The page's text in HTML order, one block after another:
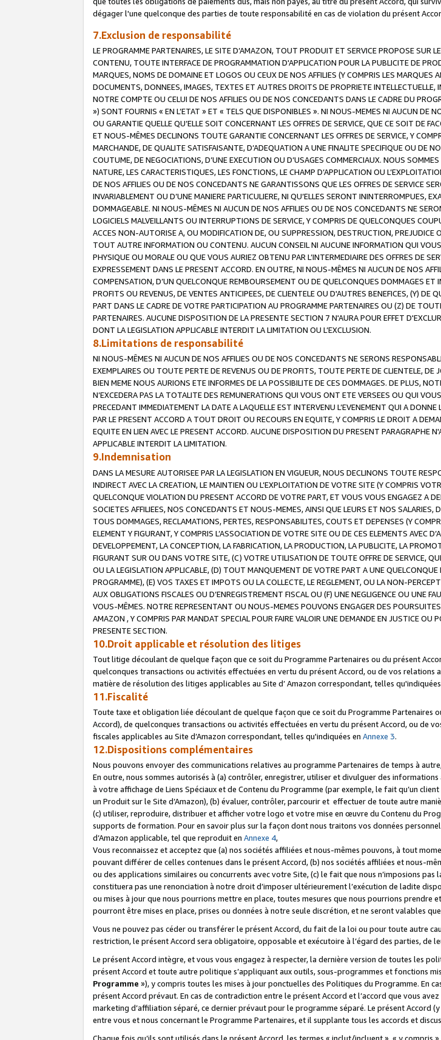
dégager l'une quelconque des parties de toute responsabilité en cas de violation du présent
7.Exclusion de responsabilité
LE PROGRAMME PARTENAIRES, LE SITE D’AMAZON, TOUT PRODUIT ET SERVICE PROPOSE SUR
CONTENU, TOUTE INTERFACE DE PROGRAMMATION D'APPLICATION POUR LA PUBLICITE DE
MARQUES, NOMS DE DOMAINE ET LOGOS OU CEUX DE NOS AFFILIES (Y COMPRIS LES
DOCUMENTS, DONNEES, IMAGES, TEXTES ET AUTRES DROITS DE PROPRIETE
NOTRE COMPTE OU CELUI DE NOS AFFILIES OU DE NOS CONCEDANTS DANS LE CADRE DU
») SONT FOURNIS « EN L’ETAT » ET « TELS QUE DISPONIBLES ». NI NOUS-MEMES NI AUCUN DE
OU GARANTIE QUELLE QU’ELLE SOIT CONCERNANT LES OFFRES DE SERVICE, QUE CE SOIT DE
ET NOUS-MÊMES DECLINONS TOUTE GARANTIE CONCERNANT LES OFFRES DE SERVICE, Y
MARCHANDE, DE QUALITE SATISFAISANTE, D’ADEQUATION A UNE FINALITE SPECIFIQUE OU DE
COUTUME, DE NEGOCIATIONS, D’UNE EXECUTION OU D’USAGES COMMERCIAUX. NOUS
NATURE, LES CARACTERISTIQUES, LES FONCTIONS, LE CHAMP D’APPLICATION OU
DE NOS AFFILIES OU DE NOS CONCEDANTS NE GARANTISSONS QUE LES OFFRES DE SERVICE
INVARIABLEMENT OU D’UNE MANIERE PARTICULIERE, NI QU’ELLES SERONT ININTERROMPUES,
DOMMAGEABLE. NI NOUS-MÊMES NI AUCUN DE NOS AFFILIES OU DE NOS CONCEDANTS NE
LOGICIELS MALVEILLANTS OU INTERRUPTIONS DE SERVICE, Y COMPRIS DE QUELCONQUES
ACCES NON-AUTORISE A, OU MODIFICATION DE, OU SUPPRESSION, DESTRUCTION,
TOUT AUTRE INFORMATION OU CONTENU. AUCUN CONSEIL NI AUCUNE INFORMATION QUI
PHYSIQUE OU MORALE OU QUE VOUS AURIEZ OBTENU PAR L’INTERMEDIAIRE DES OFFRES DE
EXPRESSEMENT DANS LE PRESENT ACCORD. EN OUTRE, NI NOUS-MÊMES NI AUCUN DE NOS
COMPENSATION, D’UN QUELCONQUE REMBOURSEMENT OU DE QUELCONQUES DOMMAGES
PROFITS OU REVENUS, DE VENTES ANTICIPEES, DE CLIENTELE OU D'AUTRES BENEFICES, (Y)
PART DANS LE CADRE DE VOTRE PARTICIPATION AU PROGRAMME PARTENAIRES OU (Z) DE
PARTENAIRES. AUCUNE DISPOSITION DE LA PRESENTE SECTION 7 N'AURA POUR EFFET
DONT LA LEGISLATION APPLICABLE INTERDIT LA LIMITATION OU L’EXCLUSION.
8.Limitations de responsabilité
NI NOUS-MÊMES NI AUCUN DE NOS AFFILIES OU DE NOS CONCEDANTS NE SERONS
EXEMPLAIRES OU TOUTE PERTE DE REVENUS OU DE PROFITS, TOUTE PERTE DE CLIENTELE,
BIEN MEME NOUS AURIONS ETE INFORMES DE LA POSSIBILITE DE CES DOMMAGES. DE PLUS,
N’EXCEDERA PAS LA TOTALITE DES REMUNERATIONS QUI VOUS ONT ETE VERSEES OU QUI
PRECEDANT IMMEDIATEMENT LA DATE A LAQUELLE EST INTERVENU L’EVENEMENT QUI A
PAR LE PRESENT ACCORD A TOUT DROIT OU RECOURS EN EQUITE, Y COMPRIS LE DROIT A
EQUITE EN LIEN AVEC LE PRESENT ACCORD. AUCUNE DISPOSITION DU PRESENT PARAGRAPHE
APPLICABLE INTERDIT LA LIMITATION.
9.Indemnisation
DANS LA MESURE AUTORISEE PAR LA LEGISLATION EN VIGUEUR, NOUS DECLINONS TOUTE
INDIRECT AVEC LA CREATION, LE MAINTIEN OU L’EXPLOITATION DE VOTRE SITE (Y COMPRIS
QUELCONQUE VIOLATION DU PRESENT ACCORD DE VOTRE PART, ET VOUS VOUS ENGAGEZ A
SOCIETES AFFILIEES, NOS CONCEDANTS ET NOUS-MEMES, AINSI QUE LEURS ET NOS
TOUS DOMMAGES, RECLAMATIONS, PERTES, RESPONSABILITES, COUTS ET DEPENSES (Y
ELEMENT Y FIGURANT, Y COMPRIS L’ASSOCIATION DE VOTRE SITE OU DE CES ELEMENTS AVEC
DEVELOPPEMENT, LA CONCEPTION, LA FABRICATION, LA PRODUCTION, LA PUBLICITE, LA
FIGURANT SUR OU DANS VOTRE SITE, (C) VOTRE UTILISATION DE TOUTE OFFRE DE SERVICE,
OU LA LEGISLATION APPLICABLE, (D) TOUT MANQUEMENT DE VOTRE PART A UNE
PROGRAMME), (E) VOS TAXES ET IMPOTS OU LA COLLECTE, LE REGLEMENT, OU LA NON-
AUX OBLIGATIONS FISCALES OU D’ENREGISTREMENT FISCAL OU (F) UNE NEGLIGENCE OU UNE
VOUS-MÊMES. NOTRE REPRESENTANT OU NOUS-MEMES POUVONS ENGAGER DES
AMAZON , Y COMPRIS PAR MANDAT SPECIAL POUR FAIRE VALOIR UNE DEMANDE EN JUSTICE
PRESENTE SECTION.
10.Droit applicable et résolution des litiges
Tout litige découlant de quelque façon que ce soit du Programme Partenaires ou du présent
quelconques transactions ou activités effectuées en vertu du présent Accord, ou de vos relations
matière de résolution des litiges applicables au Site d’ Amazon correspondant, telles
11.Fiscalité
Toute taxe et obligation liée découlant de quelque façon que ce soit du Programme
Accord), de quelconques transactions ou activités effectuées en vertu du présent Accord, ou de
fiscales applicables au Site d’Amazon correspondant, telles qu'indiquées en Annexe 3.
12.Dispositions complémentaires
Nous pouvons envoyer des communications relatives au programme Partenaires de temps à
En outre, nous sommes autorisés à (a) contrôler, enregistrer, utiliser et divulguer des
à votre affichage de Liens Spéciaux et de Contenu du Programme (par exemple, le fait qu’un
un Produit sur le Site d’Amazon), (b) évaluer, contrôler, parcourir et effectuer de toute autre
(c) utiliser, reproduire, distribuer et afficher votre logo et votre mise en œuvre du Contenu du
supports de formation. Pour en savoir plus sur la façon dont nous traitons vos données
d’Amazon applicable, tel que reproduit en Annexe 4,
Vous reconnaissez et acceptez que (a) nos sociétés affiliées et nous-mêmes pouvons, à tout
pouvant différer de celles contenues dans le présent Accord, (b) nos sociétés affiliées et nous-
ou des applications similaires ou concurrents avec votre Site, (c) le fait que nous n’imposions
constituera pas une renonciation à notre droit d’imposer ultérieurement l’exécution de ladite
ou mises à jour que nous pourrions mettre en place, toutes mesures que nous pourrions
pourront être mises en place, prises ou données à notre seule discrétion, et ne seront valables
Vous ne pouvez pas céder ou transférer le présent Accord, du fait de la loi ou pour toute autre
restriction, le présent Accord sera obligatoire, opposable et exécutoire à l’égard des parties, de
Le présent Accord intègre, et vous vous engagez à respecter, la dernière version de toutes les
présent Accord et toute autre politique s’appliquant aux outils, sous-programmes et fonctions
Programme »), y compris toutes les mises à jour ponctuelles des Politiques du Programme. En
présent Accord prévaut. En cas de contradiction entre le présent Accord et l’accord que vous
marketing d’affiliation séparé, ce dernier prévaut pour le programme séparé. Le présent Accord
entre vous et nous concernant le Programme Partenaires, et il supplante tous les accords et